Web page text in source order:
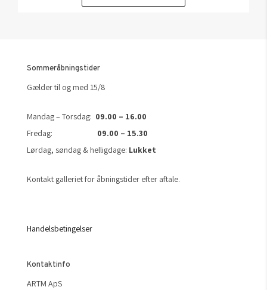
Sommeråbningstider
Gælder til og med 15/8
Mandag – Torsdag: 09.00 – 16.00
Fredag: 09.00 – 15.30
Lørdag, søndag & helligdage: Lukket
Kontakt galleriet for åbningstider efter aftale.
Handelsbetingelser
Kontaktinfo
ARTM ApS